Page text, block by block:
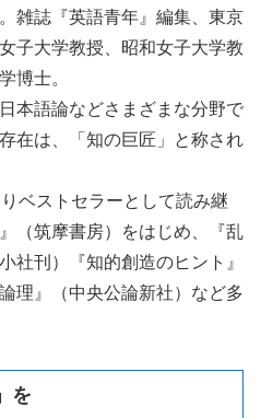
雑誌『英語青年』編集、東京
子大学教授、昭和女子大学教
博士。
本語論などさまざまな分野で
在は、「知の巨匠」と称され
ベストセラーとして読み継
（筑摩書房）をはじめ、『乱
社刊）『知的創造のヒント』
理』（中央公論新社）など多
を